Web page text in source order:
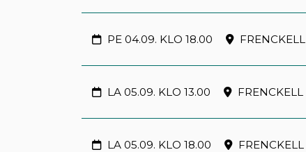
PE 04.09. KLO 18.00 FRENCKELL
LA 05.09. KLO 13.00 FRENCKELL
LA 05.09. KLO 18.00 FRENCKELL